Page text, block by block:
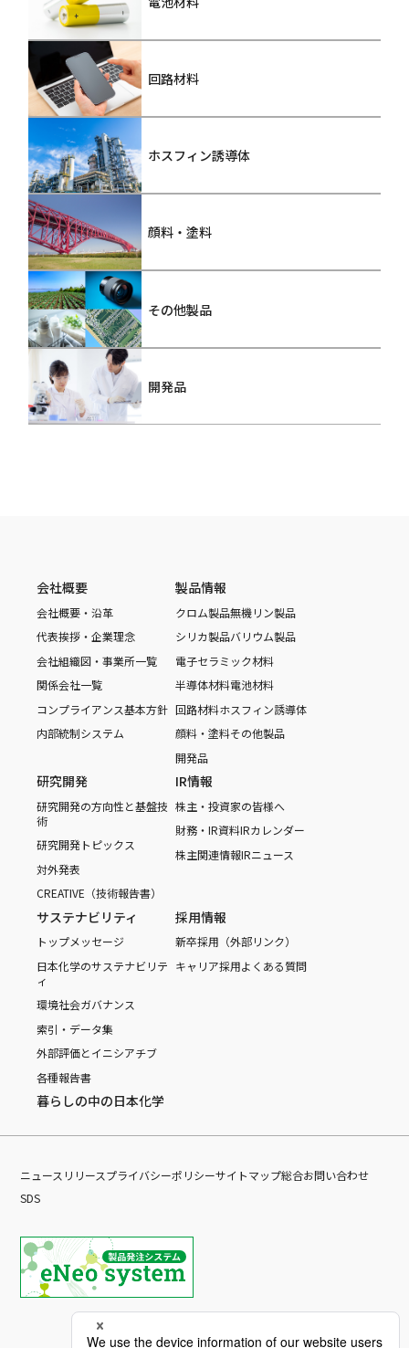
回路材料
ホスフィン誘導体
顔料・塗料
その他製品
開発品
会社概要
会社概要・沿革
代表挨拶・企業理念
会社組織図・事業所一覧
関係会社一覧
コンプライアンス基本方針
内部統制システム
製品情報
クロム製品無機リン製品
シリカ製品バリウム製品
電子セラミック材料
半導体材料電池材料
回路材料ホスフィン誘導体
顔料・塗料その他製品
開発品
研究開発
研究開発の方向性と基盤技
術
研究開発トピックス
対外発表
CREATIVE（技術報告書）
IR情報
株主・投資家の皆様へ
財務・IR資料IRカレンダー
株主関連情報IRニュース
サステナビリティ
トップメッセージ
日本化学のサステナビリテ
ィ
環境社会ガバナンス
索引・データ集
外部評価とイニシアチブ
各種報告書
採用情報
新卒採用（外部リンク）
キャリア採用よくある質問
暮らしの中の日本化学
ニュースリリースプライバシーポリシーサイトマップ総合お問い合わせ
SDS